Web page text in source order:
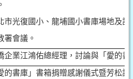
市光復國小、龍埔國小書庫場地及設
署會議。
企業江鴻佑總經理，討論與「愛的書
的書庫」書箱捐贈感謝儀式暨芳松